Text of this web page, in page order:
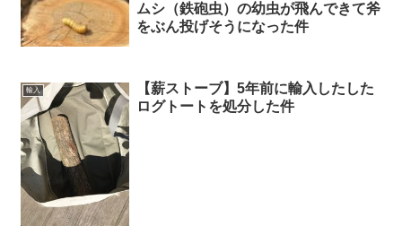
ムシ（鉄砲虫）の幼虫が飛んできて斧
をぶん投げそうになった件
輸入
【薪ストーブ】5年前に輸入したした
ログトートを処分した件